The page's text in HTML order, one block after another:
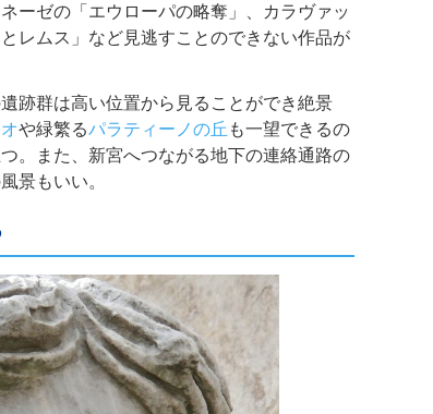
ーゼの「エウローパの略奪」、カラヴァッ
レムス」など見逃すことのできない作品が
跡群は高い位置から見ることができ絶景
や緑繁るパラティーノの丘 も一望できるの
。また、新宮へつながる地下の連絡通路の
景もいい。